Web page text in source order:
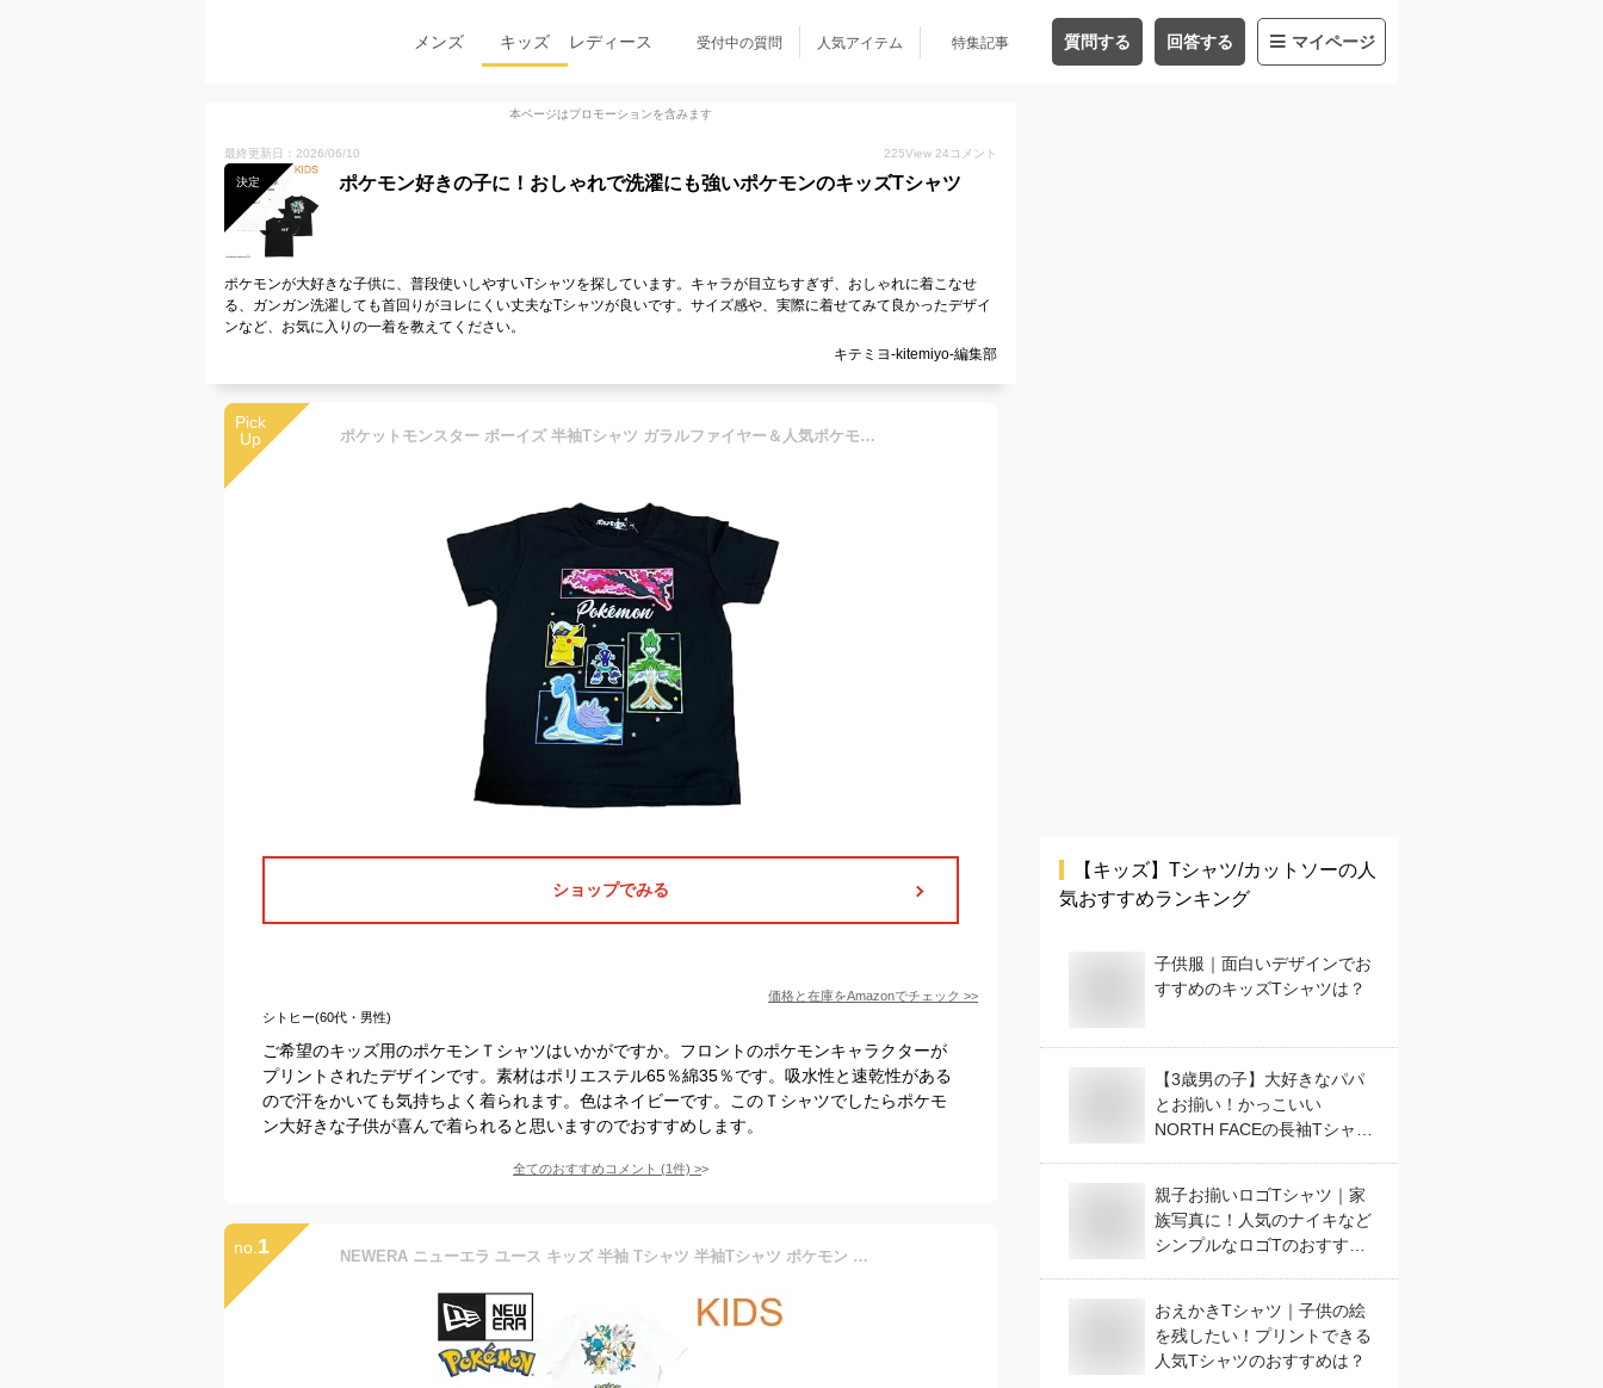
メンズ キッズ レディース 受付中の質問 人気アイテム 特集記事 質問する 回答する マイページ
本ページはプロモーションを含みます
最終更新日：2026/06/10 225View 24 コメント
決定 ポケモン好きの子に！おしゃれで洗濯にも強いポケモンのキッズTシャツ
ポケモンが大好きな子供に、普段使いしやすいTシャツを探しています。キャラが目立ちすぎず、おしゃれに着こなせ
る、ガンガン洗濯しても首回りがヨレにくい丈夫なTシャツが良いです。サイズ感や、実際に着せてみて良かったデザイ
ンなど、お気に入りの一着を教えてください。
キテミヨ-kitemiyo-編集部
Pick
Up
ポケットモンスター ボーイズ 半袖Tシャツ ガラルファイヤー＆人気ポケモン柄 110cm ブラック 572
ショップでみる
価格と在庫をAmazonでチェック >>
シトヒー(60代・男性)
ご希望のキッズ用のポケモンＴシャツはいかがですか。フロントのポケモンキャラクターが
プリントされたデザインです。素材はポリエステル65％綿35％です。吸水性と速乾性がある
ので汗をかいても気持ちよく着られます。色はネイビーです。このＴシャツでしたらポケモ
ン大好きな子供が喜んで着られると思いますのでおすすめします。
全てのおすすめコメント (1件) >
no. 1 NEWERA ニューエラ ユース キッズ 半袖 Tシャツ 半袖Tシャツ ポケモン コラボ ポケットモンスター ピカチュウ イーブイ ブイズ プリント 綿 ユニセックス 男の子 女の子 子供 白 ホワイト 黒 ブラック
【キッズ】 Tシャツ/カットソーの人
気おすすめランキング
子供服｜面白いデザインでお
すすめのキッズTシャツは？
【3歳男の子】大好きなパパ
とお揃い！かっこいい
NORTH FACEの長袖Tシャツ
親子お揃いロゴTシャツ｜家
族写真に！人気のナイキなど
シンプルなロゴTのおすすめ
おえかきTシャツ｜子供の絵
を残したい！プリントできる
人気Tシャツのおすすめは？